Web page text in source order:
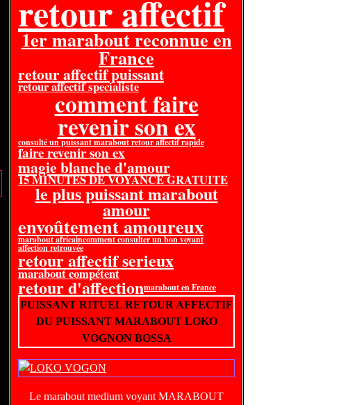
retour affectif
1er marabout reconnue en
France
retour affectif puissant
retour affectif specialiste
comment faire
revenir son ex
consulté un puissant marabout retour affectif rapide
faire revenir son ex
magie blanche d'amour
15 MINUTES DE VOYANCE GRATUITE
le plus puissant marabout
amour
envoûtement amoureux
marabout africaincomment consulter un bon voyant
affection retrouvée
retour affectif serieux
marabout compétent
retour d'affectionmarabout en France
PUISSANT RITUEL RETOUR AFFECTIF
DU PUISSANT MARABOUT LOKO
VOGNON BOSSA
Le marabout medium voyant MARABOUT